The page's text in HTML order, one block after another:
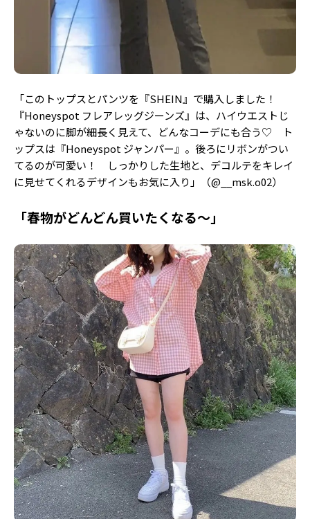
「このトップスとパンツを『SHEIN』で購入しました！
『Honeyspot フレアレッグジーンズ』は、ハイウエストじ
ゃないのに脚が細長く見えて、どんなコーデにも合う♡ ト
ップスは『Honeyspot ジャンパー』。後ろにリボンがつい
てるのが可愛い！ しっかりした生地と、デコルテをキレイ
に見せてくれるデザインもお気に入り」（@__msk.o02）
「春物がどんどん買いたくなる〜」